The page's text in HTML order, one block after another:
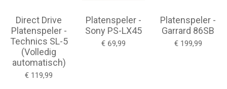
Direct Drive
Platenspeler -
Technics SL-5
(Volledig
automatisch)
€ 119,99
Platenspeler -
Sony PS-LX45
€ 69,99
Platenspeler -
Garrard 86SB
€ 199,99